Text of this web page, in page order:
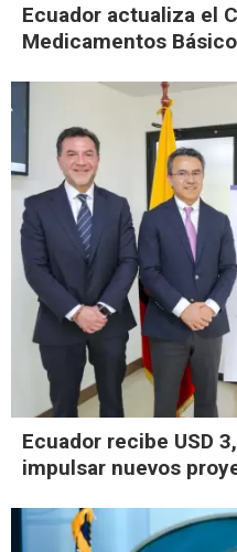
Ecuador actualiza el
Medicamentos
Ecuador recibe USD
impulsar nuevos